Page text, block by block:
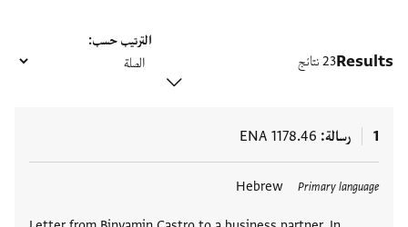
Results23 نتائج
الترتيب حسب
1 رسالة ENA 1178.46
Primary language
Hebrew العلامات